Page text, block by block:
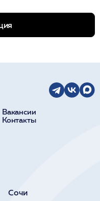
Вакансии
Контакты
Сочи